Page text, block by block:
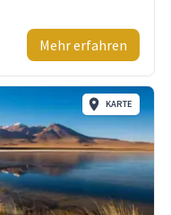
Mehr erfahren
KARTE